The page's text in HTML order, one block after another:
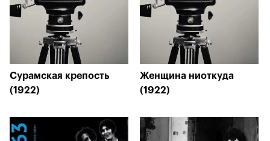
Сурамская крепость
(1922)
Женщина ниоткуда
(1922)